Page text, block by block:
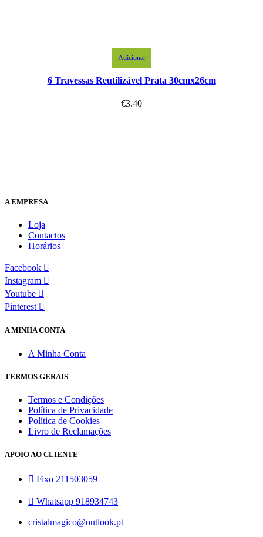
Adicionar
6 Travessas Reutilizável Prata 30cmx26cm
€3.40
A EMPRESA
Loja
Contactos
Horários
Facebook
Instagram
Youtube
Pinterest
A MINHA CONTA
A Minha Conta
TERMOS GERAIS
Termos e Condições
Política de Privacidade
Política de Cookies
Livro de Reclamações
APOIO AO CLIENTE
Fixo 211503059
Whatsapp 918934743
cristalmagico@outlook.pt